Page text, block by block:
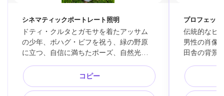
シネマティックポートレート照明
ドティ・クルタとガモサを着たアッサム
の少年、ボハグ・ビフを祝う、緑の野原
に立つ、自信に満ちたポーズ、自然光、
コピー
プロフェッ
伝統的なビ
男性の肖像
田舎の背景